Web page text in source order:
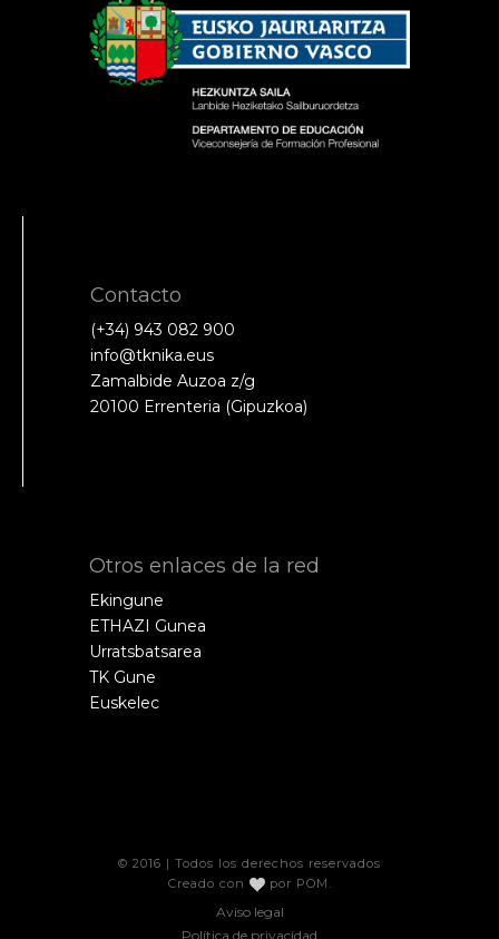
Contacto
(+34) 943 082 900
info@tknika.eus
Zamalbide Auzoa z/g
20100 Errenteria (Gipuzkoa)
Otros enlaces de la red
Ekingune
ETHAZI Gunea
Urratsbatsarea
TK Gune
Euskelec
© 2016 | Todos los derechos reservados
Creado con
por POM .
Aviso legal
Política de privacidad